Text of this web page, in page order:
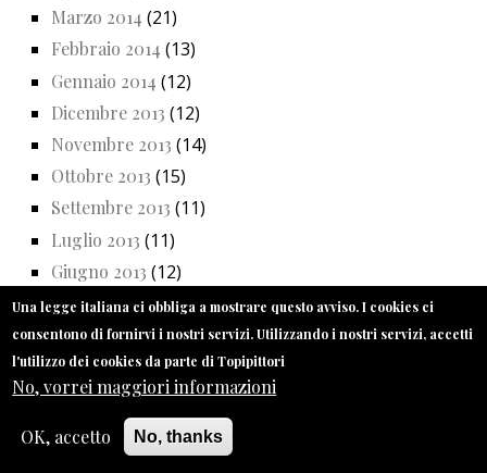
Marzo 2014 (21)
Febbraio 2014 (13)
Gennaio 2014 (12)
Dicembre 2013 (12)
Novembre 2013 (14)
Ottobre 2013 (15)
Settembre 2013 (11)
Luglio 2013 (11)
Giugno 2013 (12)
Maggio 2013 (22)
Aprile 2013(19)
Marzo 2013(18)
Febbraio 2013(21)
Gennaio 2013(19)
Dicembre 2012(18)
Una legge italiana ci obbliga a mostrare questo avviso. I cookies ci
consentono di fornirvi i nostri servizi. Utilizzando i nostri servizi, accetti
l'utilizzo dei cookies da parte di Topipittori
No, vorrei maggiori informazioni
OK, accetto No, thanks